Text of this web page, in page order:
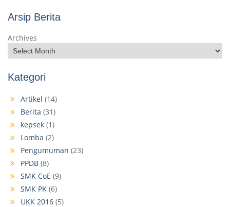
Arsip Berita
Archives
Kategori
Artikel (14)
Berita (31)
kepsek (1)
Lomba (2)
Pengumuman (23)
PPDB (8)
SMK CoE (9)
SMK PK (6)
UKK 2016 (5)